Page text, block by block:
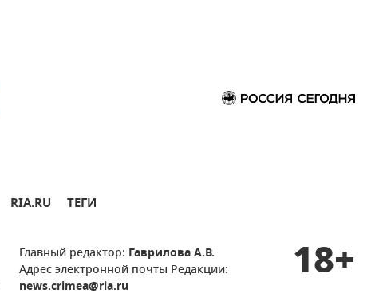
RIA.RU ТЕГИ
Главный редактор: Гаврилова А.В.
Адрес электронной почты Редакции:
news.crimea@ria.ru
18+